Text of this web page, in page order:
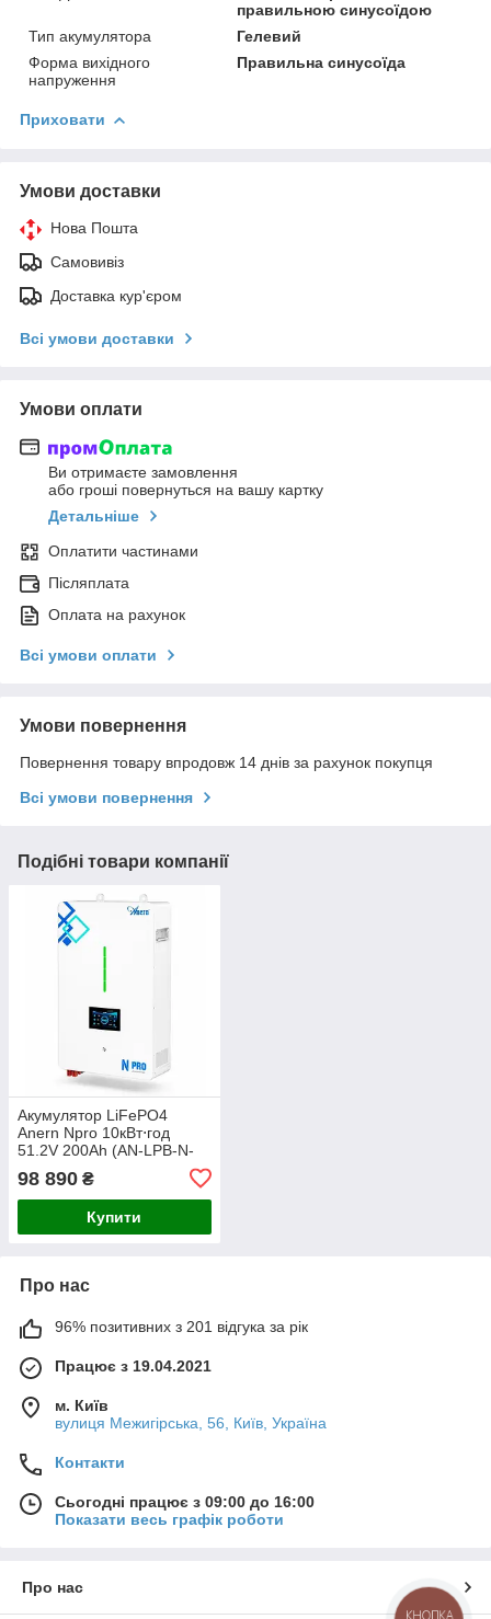
правильною синусоїдою
Тип акумулятора
Гелевий
Форма вихідного
напруження
Правильна синусоїда
Приховати
Умови доставки
Нова Пошта
Самовивіз
Доставка кур'єром
Всі умови доставки
Умови оплати
Ви отримаєте замовлення
або гроші повернуться на вашу картку
Детальніше
Оплатити частинами
Післяплата
Оплата на рахунок
Всі умови оплати
Умови повернення
Повернення товару впродовж 14 днів за рахунок покупця
Всі умови повернення
Подібні товари компанії
Акумулятор LiFePO4
Anern Npro 10кВт⋅год
51.2V 200Ah (AN-LPB-N-
98 890 ₴
Купити
Про нас
96% позитивних з 201 відгука за рік
Працює з 19.04.2021
м. Київ
вулиця Межигірська, 56, Київ, Україна
Контакти
Сьогодні працює з 09:00 до 16:00
Показати весь графік роботи
Про нас
КНОПКА